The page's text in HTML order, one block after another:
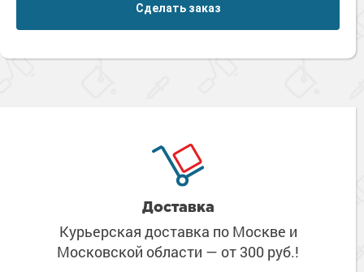
Сделать заказ
Доставка
Курьерская доставка по Москве и
Московской области — от 300 руб.!